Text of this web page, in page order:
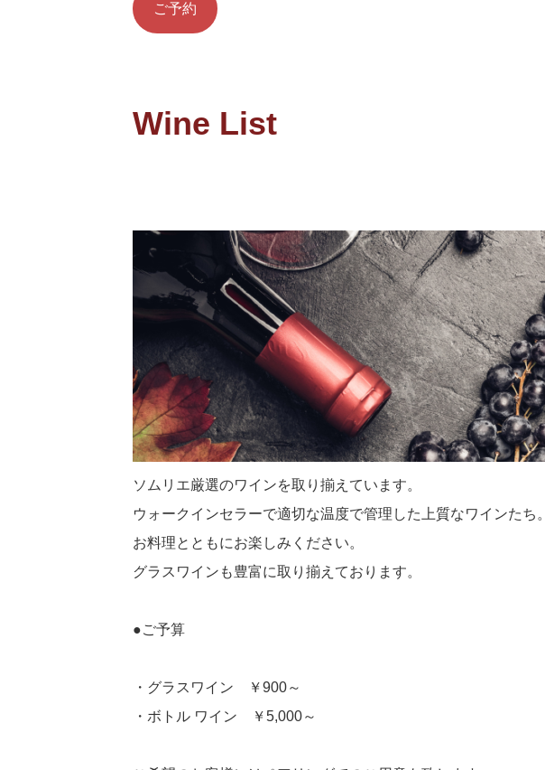
ご予約
Wine List
ソムリエ厳選のワインを取り揃えています。
ウォークインセラーで適切な温度で管理した上質なワインたち。
お料理とともにお楽しみください。
グラスワインも豊富に取り揃えております。
●ご予算
・グラスワイン ￥900～
・ボトル ワイン ￥5,000～